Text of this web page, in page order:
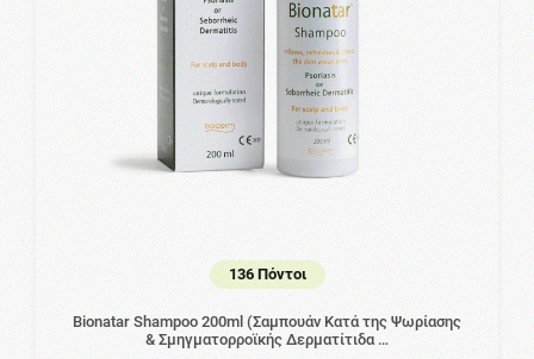
136 Πόντοι
Bionatar Shampoo 200ml (Σαμπουάν Κατά της Ψωρίασης
& Σμηγματορροϊκής Δερματίτιδα …